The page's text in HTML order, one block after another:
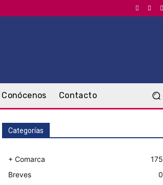
Conócenos Contacto
Categorías
+ Comarca
175
Breves
0